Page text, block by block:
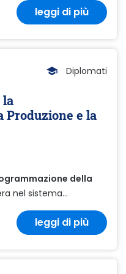
leggi di più
Diplomati
la
Produzione e la
della
nel sistema...
leggi di più